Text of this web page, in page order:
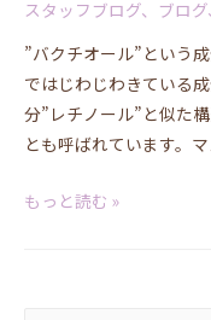
スタッフブログ、 ブログ、
”バクチオール”という
ではじわじわきている
分”レチノール”と似た
とも呼ばれています。
もっと読む »